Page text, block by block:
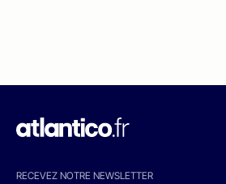
RECEVEZ NOTRE NEWSLETTER